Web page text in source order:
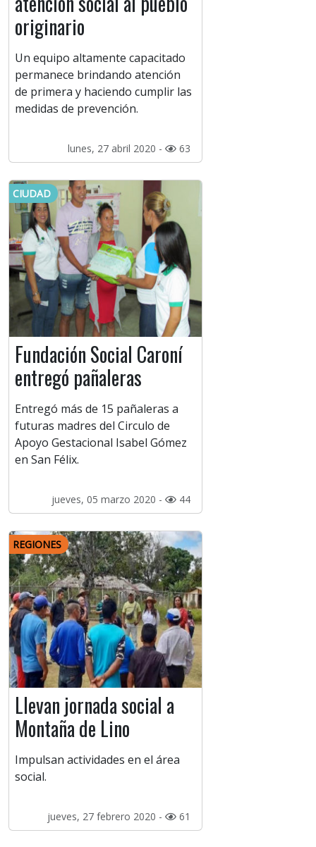
originario
Un equipo altamente capacitado
permanece brindando atención
de primera y haciendo cumplir las
medidas de prevención.
lunes, 27 abril 2020 - 63
CIUDAD
Fundación Social Caroní
entregó pañaleras
Entregó más de 15 pañaleras a
futuras madres del Circulo de
Apoyo Gestacional Isabel Gómez
en San Félix.
jueves, 05 marzo 2020 - 44
REGIONES
Llevan jornada social a
Montaña de Lino
Impulsan actividades en el área
social.
jueves, 27 febrero 2020 - 61